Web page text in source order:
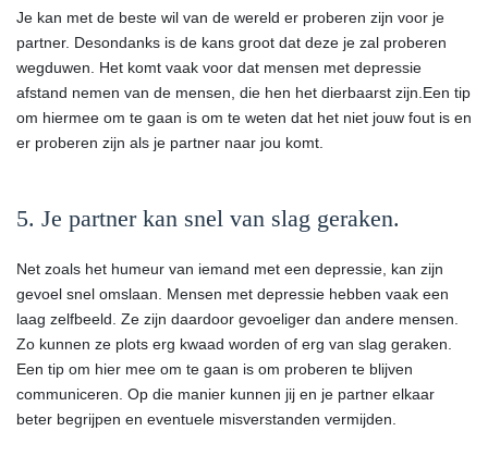
Je kan met de beste wil van de wereld er proberen zijn voor je
partner. Desondanks is de kans groot dat deze je zal proberen
wegduwen. Het komt vaak voor dat mensen met depressie
afstand nemen van de mensen, die hen het dierbaarst zijn.Een tip
om hiermee om te gaan is om te weten dat het niet jouw fout is en
er proberen zijn als je partner naar jou komt.
5. Je partner kan snel van slag geraken.
Net zoals het humeur van iemand met een depressie, kan zijn
gevoel snel omslaan. Mensen met depressie hebben vaak een
laag zelfbeeld. Ze zijn daardoor gevoeliger dan andere mensen.
Zo kunnen ze plots erg kwaad worden of erg van slag geraken.
Een tip om hier mee om te gaan is om proberen te blijven
communiceren. Op die manier kunnen jij en je partner elkaar
beter begrijpen en eventuele misverstanden vermijden.